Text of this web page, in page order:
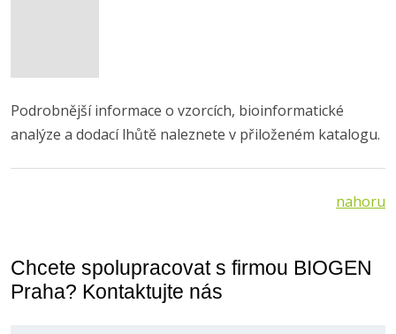
Podrobnější informace o vzorcích, bioinformatické
analýze a dodací lhůtě naleznete v přiloženém katalogu.
nahoru
Chcete spolupracovat s firmou BIOGEN
Praha? Kontaktujte nás